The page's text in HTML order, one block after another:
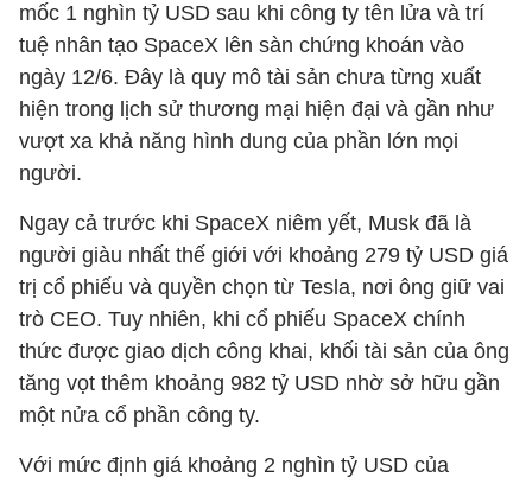
mốc 1 nghìn tỷ USD sau khi công ty tên lửa và trí
tuệ nhân tạo SpaceX lên sàn chứng khoán vào
ngày 12/6. Đây là quy mô tài sản chưa từng xuất
hiện trong lịch sử thương mại hiện đại và gần như
vượt xa khả năng hình dung của phần lớn mọi
người.
Ngay cả trước khi SpaceX niêm yết, Musk đã là
người giàu nhất thế giới với khoảng 279 tỷ USD giá
trị cổ phiếu và quyền chọn từ Tesla, nơi ông giữ vai
trò CEO. Tuy nhiên, khi cổ phiếu SpaceX chính
thức được giao dịch công khai, khối tài sản của ông
tăng vọt thêm khoảng 982 tỷ USD nhờ sở hữu gần
một nửa cổ phần công ty.
Với mức định giá khoảng 2 nghìn tỷ USD của